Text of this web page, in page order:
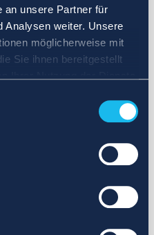
an unsere Partner für
Analysen weiter. Unsere
möglicherweise mit
Sie ihnen bereitgestellt